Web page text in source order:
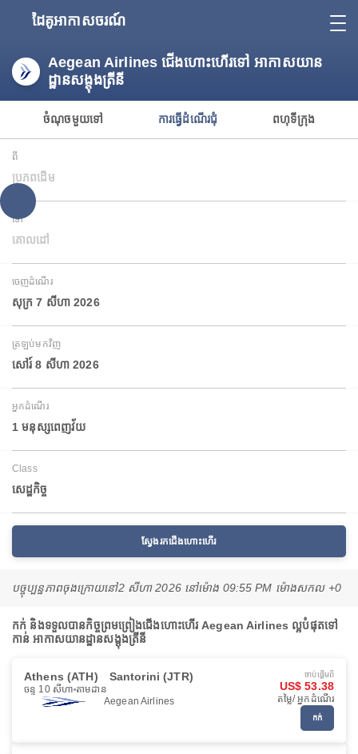
ដៃគូអាកាសចរណ៍
Aegean Airlines ជើងហោះហើរទៅ អាកាសយាន
ដ្ឋានសង្តុងត្រីនី
ចំណុចមួយទៅ ការធ្វើដំណើរជុំ ពហុទីក្រុង
ពី
ប្រភពដើម
ទៅ
គោលដៅ
ចេញដំណើរ
សុក្រ 7 សីហា 2026
ត្រឡប់មកវិញ
សៅរ៍ 8 សីហា 2026
អ្នកដំណើរ
1 មនុស្សពេញវ័យ
Class
សេដ្ឋកិច្ច
ស្វែងរកជើងហោះហើរ
បច្ចុប្បន្នភាពចុងក្រោយនៅ2 សីហា 2026 នៅ​ម៉ោង 09:55 PM ម៉ោង​សកល +0
កក់ និងទទួលបានកិច្ចព្រមព្រៀងជើងហោះហើរ Aegean Airlines ល្អបំផុតទៅ
កាន់ អាកាសយានដ្ឋានសង្តុងត្រីនី
Athens (ATH) Santorini (JTR)
ចន្ទ 10 សីហា តាមដាន
Aegean Airlines
ចាប់ផ្ដើមពី
US$ 53.38
តម្លៃ/ អ្នកដំណើរ
កក់